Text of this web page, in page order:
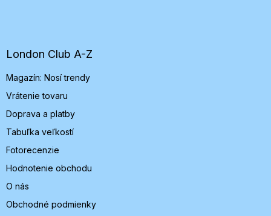
e
London Club A-Z
Magazín: Nosí trendy
Vrátenie tovaru
Doprava a platby
Tabuľka veľkostí
Fotorecenzie
Hodnotenie obchodu
O nás
Obchodné podmienky